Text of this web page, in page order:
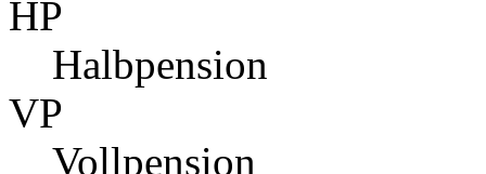
HP
Halbpension
VP
Vollpension